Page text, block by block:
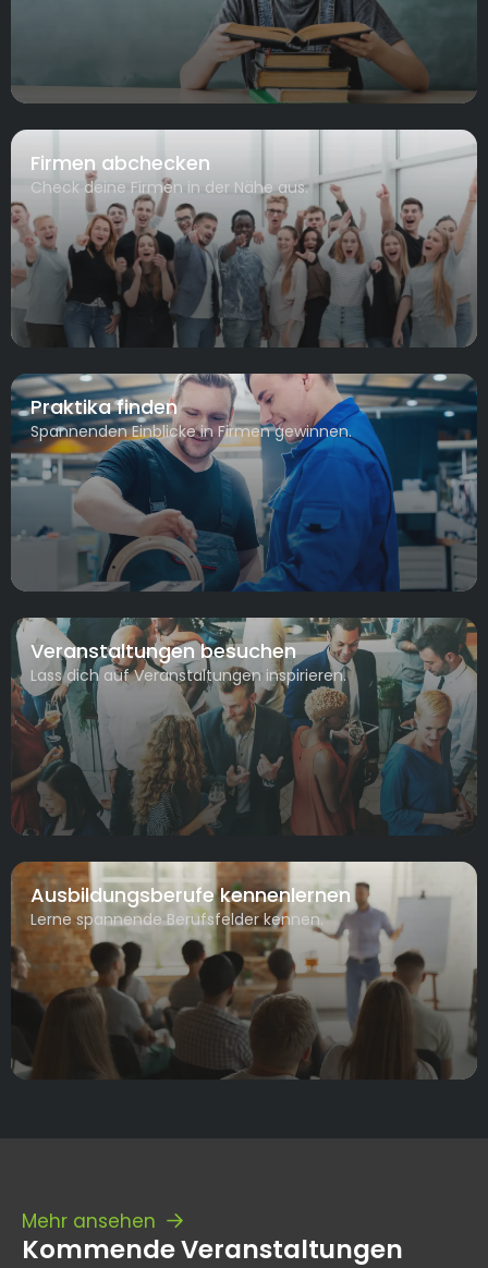
Firmen abchecken
Check deine Firmen in der Nähe aus.
Praktika finden
Spannenden Einblicke in Firmen gewinnen.
Veranstaltungen besuchen
Lass dich auf Veranstaltungen inspirieren.
Ausbildungsberufe kennenlernen
Lerne spannende Berufsfelder kennen.
Mehr ansehen
Kommende Veranstaltungen